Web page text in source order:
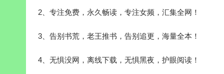
2、专注免费，永久畅读，专注女频，汇集全网！
3、告别书荒，老王推书，告别追更，海量全本！
4、无惧没网，离线下载，无惧黑夜，护眼阅读！